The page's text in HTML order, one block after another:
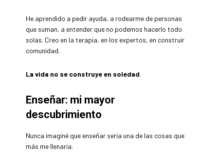
He aprendido a pedir ayuda, a rodearme de personas
que suman, a entender que no podemos hacerlo todo
solas. Creo en la terapia, en los expertos, en construir
comunidad.
La vida no se construye en soledad.
Enseñar: mi mayor
descubrimiento
Nunca imaginé que enseñar sería una de las cosas que
más me llenaría.